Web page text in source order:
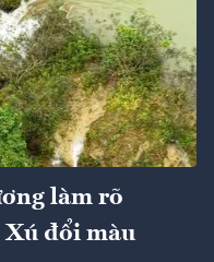
làm rõ
Xú đổi màu